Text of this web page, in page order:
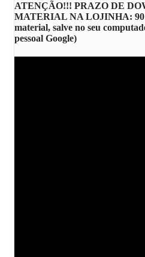
ATENÇÃO!!! PRAZO DE
MATERIAL NA LOJINHA: 90
material, salve no seu
pessoal Google)